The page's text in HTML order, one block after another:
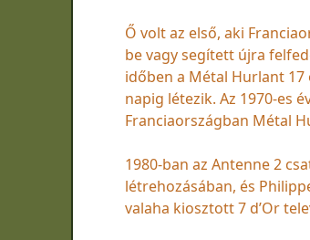
Ő volt az első, aki
be vagy segített újra
időben a Métal Hurlant 17
napig létezik. Az 1970-es
Franciaországban Métal
1980-ban az Antenne 2
létrehozásában, és
valaha kiosztott 7 d’Or